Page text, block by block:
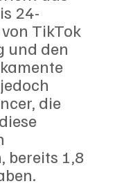
24-
TikTok
und den
die
bereits 1,8